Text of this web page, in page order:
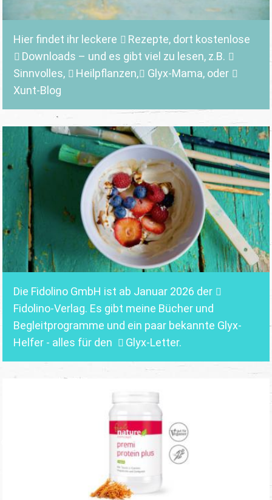
Hier findet ihr leckere Rezepte, dort kostenlose
Downloads – und es gibt viel zu lesen, z.B.
Sinnvolles, Heilpflanzen, Glyx-Mama,oder
Xunt-Blog
Die Fidolino GmbH ist ab Januar 2026 der
Fidolino-Verlag. Es gibt meine Bücher und
Begleitprogramme und ein paar bekannte Glyx-
Helfer - alles für den
Glyx-Letter.